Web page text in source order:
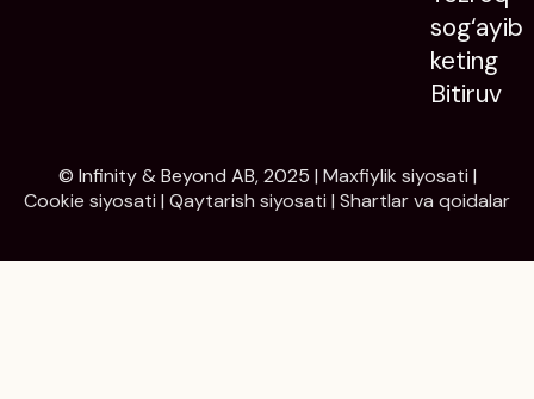
sog‘ayib
keting
Bitiruv
© Infinity & Beyond AB, 2025 | Maxfiylik siyosati |
Cookie siyosati | Qaytarish siyosati | Shartlar va qoidalar